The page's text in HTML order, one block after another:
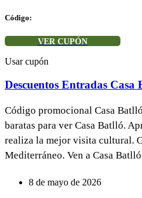
Código:
VER CUPÓN
Usar cupón
Descuentos Entradas Casa
Código promocional Casa
baratas para ver Casa Batlló.
realiza la mejor visita cultural.
Mediterráneo. Ven a Casa
8 de mayo de 2026